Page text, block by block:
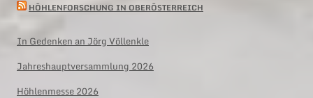
HÖHLENFORSCHUNG IN OBERÖSTERREICH
In Gedenken an Jörg Völlenkle
Jahreshauptversammlung 2026
Höhlenmesse 2026